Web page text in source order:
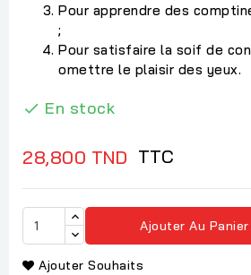
Pour apprendre des
;
Pour satisfaire la soif de
omettre le plaisir des yeux.
 En stock
28,800 TND TTC
Ajouter Au Panier
Ajouter Souhaits